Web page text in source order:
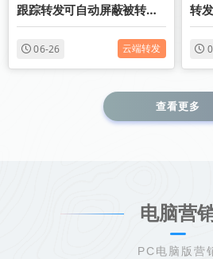
跟踪转发可自动屏蔽被转发
者《云端转发小怪兽封号
么》06-26 云端转发
转
信
查看更多
电脑营
PC电脑版营